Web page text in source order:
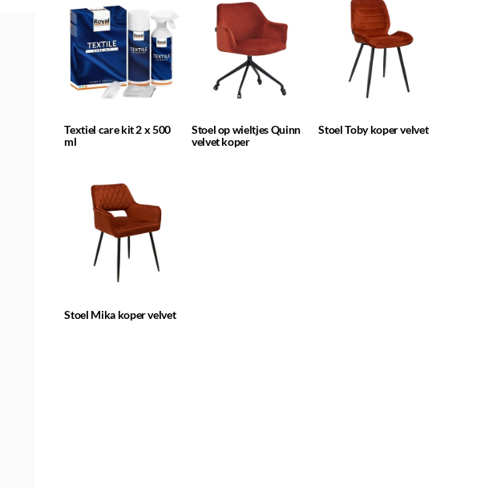
Textiel care kit 2 x 500
ml
Stoel op wieltjes Quinn
velvet koper
Stoel Toby koper velvet
Stoel Mika koper velvet